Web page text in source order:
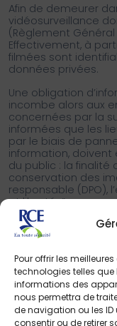
Pour offrir les
technologies telles
informations des
nous permettra de
de navigation ou les ID
consentir ou de retirer
Afin de demeurer
vidéosurveillance
(Règlement
Effectivement, à
filmées sont
données privées.
Une obligation
incombe alors aux
concernées par la
informées que les
par le biais de
information,
du public : la finalité
conservation des
responsable (DPO),
et libertés”.
D’autre part, il
toujours en relation
Lorsqu’elles
de l’entreprise,
l’obligation de
place, il est
traitement des
Le DPO